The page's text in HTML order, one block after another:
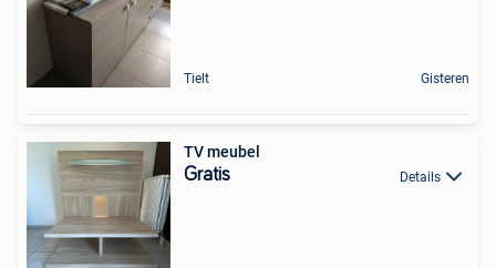
Tielt Gisteren
TV meubel
Gratis Details